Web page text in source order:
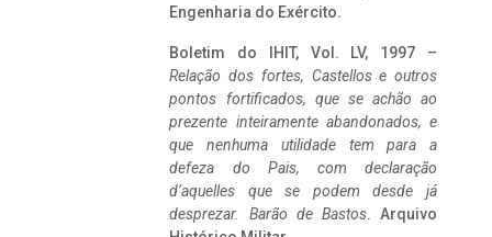
Engenharia do Exército.
Boletim do IHIT, Vol. LV, 1997 –
Relação dos fortes, Castellos e outros
pontos fortificados, que se achão ao
prezente inteiramente abandonados, e
que nenhuma utilidade tem para a
defeza do Pais, com declaração
d’aquelles que se podem desde já
desprezar. Barão de Bastos. Arquivo